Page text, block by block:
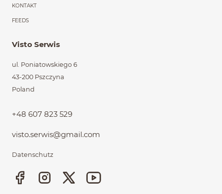
KONTAKT
FEEDS
Visto Serwis
ul. Poniatowskiego 6
43-200 Pszczyna
Poland
+48 607 823 529
visto.serwis@gmail.com
Datenschutz